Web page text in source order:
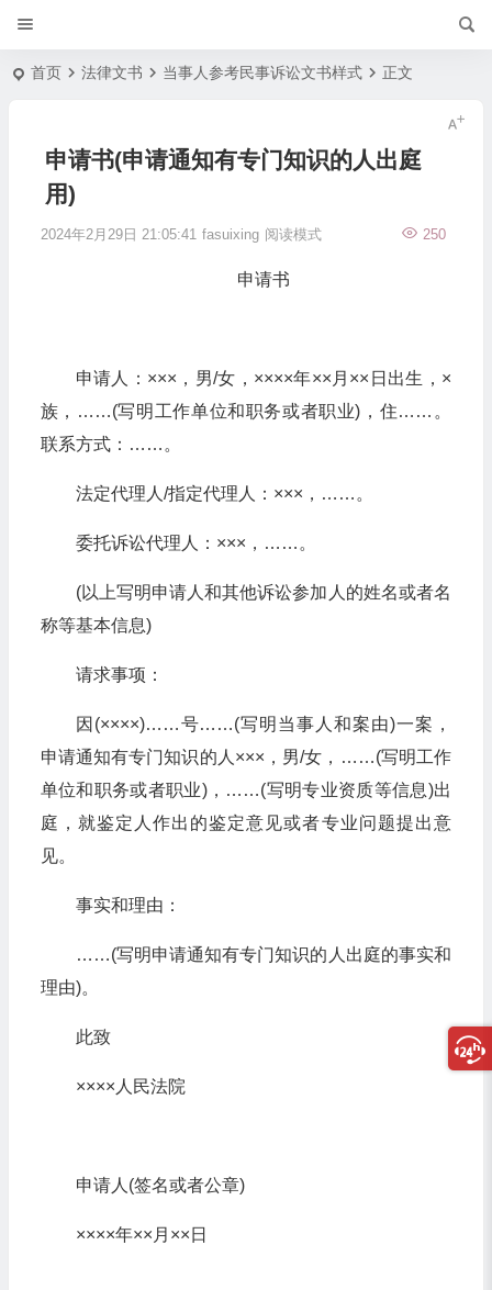
首页 法律文书 当事人参考民事诉讼文书样式 正文
申请书(申请通知有专门知识的人出庭
用)
2024年2月29日 21:05:41 fasuixing 250
阅读模式
申请书
申请人：×××，男/女，××××年××月××日出生，×
族，……(写明工作单位和职务或者职业)，住……。
联系方式：……。
法定代理人/指定代理人：×××，……。
委托诉讼代理人：×××，……。
(以上写明申请人和其他诉讼参加人的姓名或者名
称等基本信息)
请求事项：
因(××××)……号……(写明当事人和案由)一案，
申请通知有专门知识的人×××，男/女，……(写明工作
单位和职务或者职业)，……(写明专业资质等信息)出
庭，就鉴定人作出的鉴定意见或者专业问题提出意
见。
事实和理由：
……(写明申请通知有专门知识的人出庭的事实和
理由)。
此致
××××人民法院
申请人(签名或者公章)
××××年××月××日